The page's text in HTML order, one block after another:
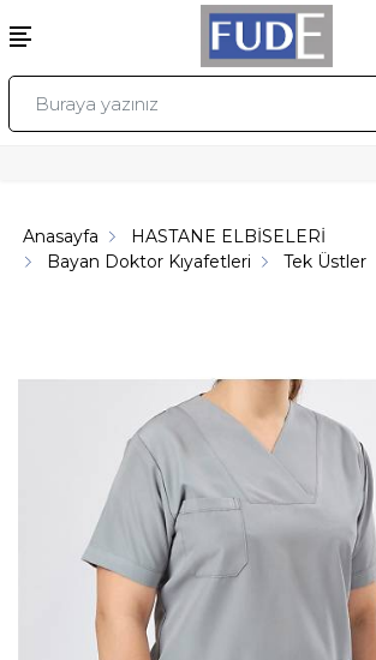
Anasayfa
HASTANE ELBİSELERİ
Bayan Doktor Kıyafetleri
Tek Üstler